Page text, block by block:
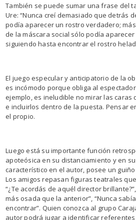
También se puede sumar una frase del
Ure: “Nunca creí demasiado que detrás
podía aparecer un rostro verdadero;
de la máscara social sólo podía
siguiendo hasta encontrar el rostro
El juego especular y anticipatorio de la
es incómodo porque obliga al
ejemplo, es ineludible no mirar las caras
e incluirlos dentro de la puesta. Pensar
el propio.
Luego está su importante función
apoteósica en su distanciamiento y en
característico en el autor, posee un
Los amigos repasan figuras teatrales
“¿Te acordás de aquél director
más osada que la anterior”, “Nunca
encontrar”. Quien conozca al grupo
autor podrá jugar a identificar